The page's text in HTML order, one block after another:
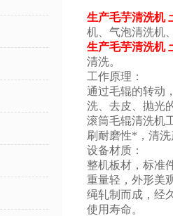
生产毛芋清洗机
机、气泡清洗机
生产毛芋清洗机
清洗。
工作原理：
通过毛辊的转动
洗、去皮、抛光
滚筒毛辊清洗机
刷耐磨性*，清
设备材质：
整机板材，标准
重量轻，外形美
绳轧制而成，经
使用寿命。